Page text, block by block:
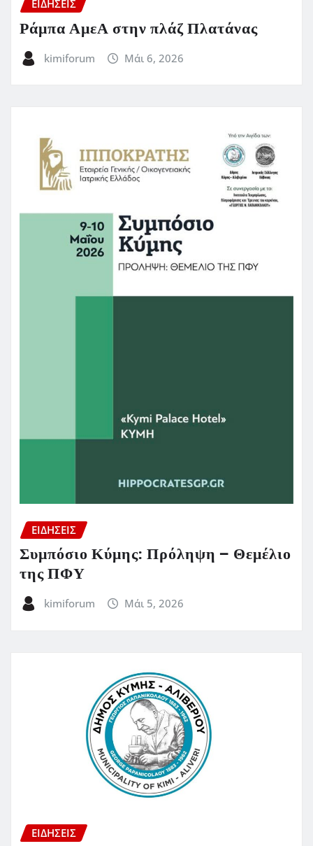
ΕΙΔΗΣΕΙΣ
Ράμπα ΑμεΑ στην πλάζ Πλατάνας
kimiforum Μάι 6, 2026
ΕΙΔΗΣΕΙΣ
Συμπόσιο Κύμης: Πρόληψη – Θεμέλιο
της ΠΦΥ
kimiforum Μάι 5, 2026
ΕΙΔΗΣΕΙΣ